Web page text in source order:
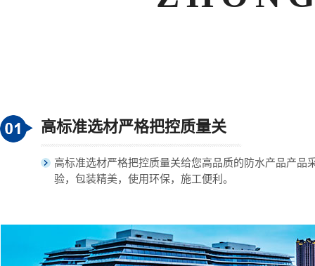
高标准选材严格把控质量关
高标准选材严格把控质量关给您高品质的防水产品产品
验，包装精美，使用环保，施工便利。